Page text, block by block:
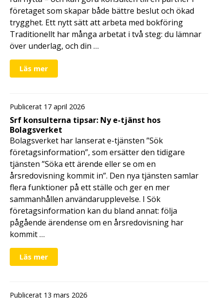
företaget som skapar både bättre beslut och ökad
trygghet. Ett nytt sätt att arbeta med bokföring
Traditionellt har många arbetat i två steg: du lämnar
över underlag, och din …
Läs mer
Publicerat 17 april 2026
Srf konsulterna tipsar: Ny e-tjänst hos
Bolagsverket
Bolagsverket har lanserat e-tjänsten ”Sök
företagsinformation”, som ersätter den tidigare
tjänsten ”Söka ett ärende eller se om en
årsredovisning kommit in”. Den nya tjänsten samlar
flera funktioner på ett ställe och ger en mer
sammanhållen användarupplevelse. I Sök
företagsinformation kan du bland annat: följa
pågående ärendense om en årsredovisning har
kommit …
Läs mer
Publicerat 13 mars 2026